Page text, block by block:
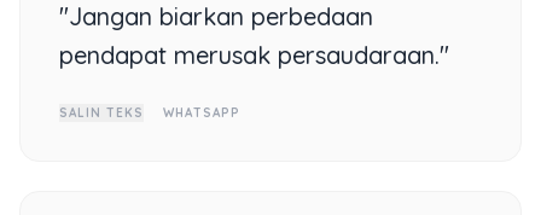
"Jangan biarkan perbedaan
pendapat merusak persaudaraan."
SALIN TEKS WHATSAPP